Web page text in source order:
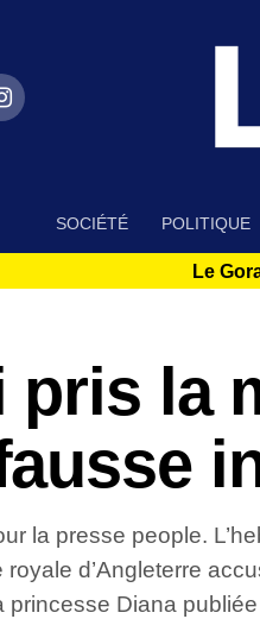
SOCIÉTÉ POLITIQUE
Le
pris la
la presse people.
royale d’Angleterre
princesse Diana